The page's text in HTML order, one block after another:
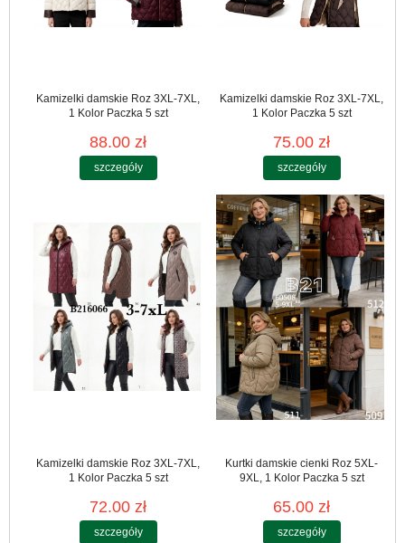
Kamizelki damskie Roz 3XL-7XL,
1 Kolor Paczka 5 szt
88.00 zł
szczegóły
Kamizelki damskie Roz 3XL-7XL,
1 Kolor Paczka 5 szt
75.00 zł
szczegóły
Kamizelki damskie Roz 3XL-7XL,
1 Kolor Paczka 5 szt
72.00 zł
szczegóły
Kurtki damskie cienki Roz 5XL-
9XL, 1 Kolor Paczka 5 szt
65.00 zł
szczegóły